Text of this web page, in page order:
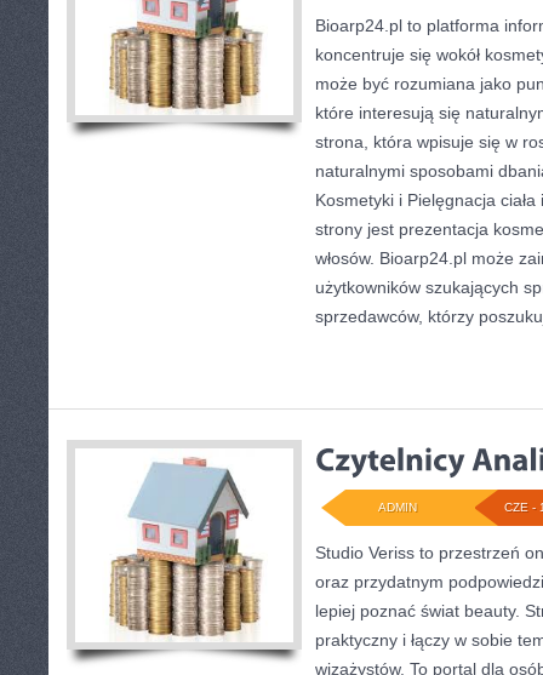
Bioarp24.pl to platforma
koncentruje się wokół
może być rozumiana jako
które interesują się
strona, która wpisuje się w
naturalnymi sposobami
Kosmetyki i Pielęgnacja ciała
strony jest prezentacja
włosów. Bioarp24.pl może
użytkowników szukających
sprzedawców, którzy
CZE -
ADMIN
Studio Veriss to przestrzeń
oraz przydatnym
lepiej poznać świat beauty.
praktyczny i łączy w sobie
wizażystów. To portal dla